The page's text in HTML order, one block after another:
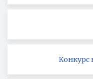
Конкурс